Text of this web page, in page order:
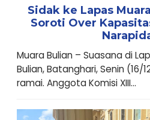
Sidak ke Lapas
Soroti Over
Muara Bulian – Suasana di
Bulian, Batanghari, Senin
ramai. Anggota Komisi XIII...